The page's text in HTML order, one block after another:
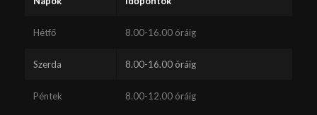
Hétfő 8.00-16.00 óráig
Szerda 8.00-16.00 óráig
Péntek 8.00-12.00 óráig